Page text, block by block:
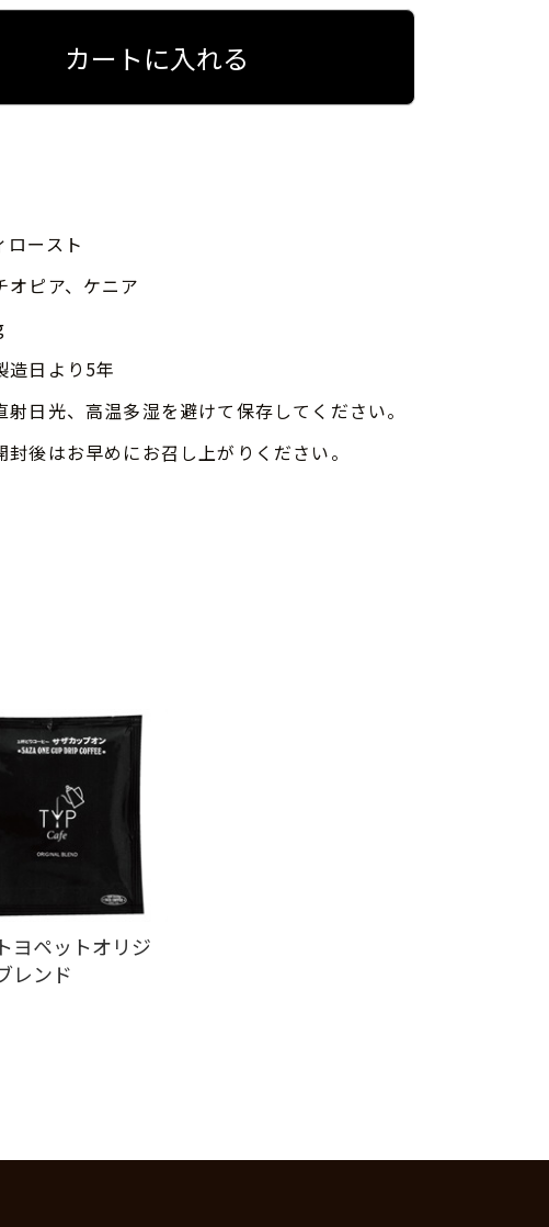
カートに入れる
ロースト
オピア、ケニア
造日より5年
射日光、高温多湿を避けて保存してください。
封後はお早めにお召し上がりください。
ヨペットオリジ
レンド